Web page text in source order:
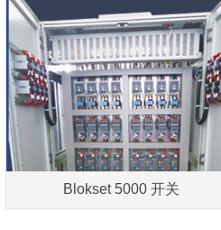
Blokset 5000 开关